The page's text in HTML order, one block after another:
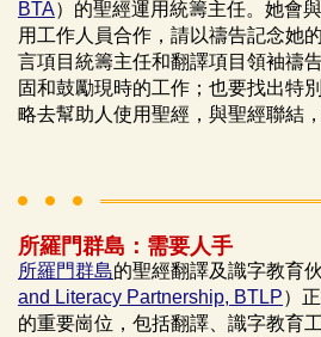
BTA）的聖經運用統籌主任。她會
用工作人員合作，請以禱告記念她
言項目統籌主任和翻譯項目領袖禱
固和鼓勵現時的工作；也要找出特
略去幫助人使用聖經，與聖經聯結
所羅門群島：需要人手
所羅門群島的聖經翻譯及識字教育
and Literacy Partnership, BTLP）
的重要崗位，包括翻譯、識字教育